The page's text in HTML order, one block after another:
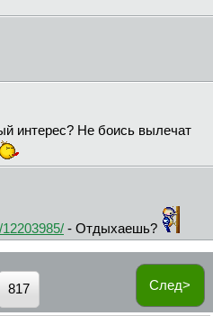
интерес? Не боись вылечат
- Отдыхаешь?
След>
817